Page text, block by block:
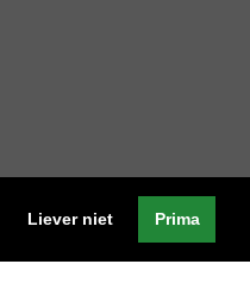
Liever niet Prima
Privacyverklaring